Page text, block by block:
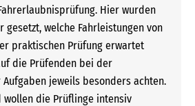
Hier wurden
welche Fahrleistungen von
praktischen Prüfung erwartet
die Prüfenden bei der
jeweils besonders achten.
wollen die Prüflinge intensiv